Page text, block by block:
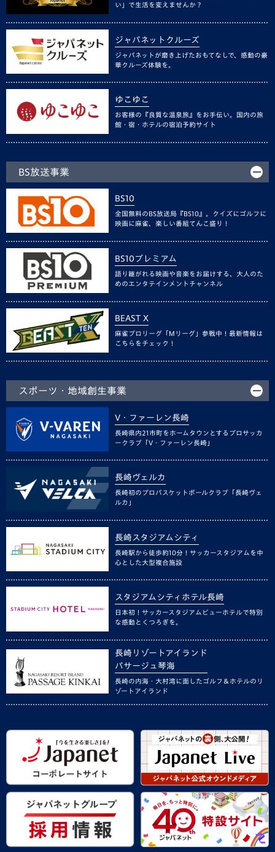
い」で生活を変えませんか？
ジャパネットクルーズ
ジャパネットが磨き上げたおもてなしで、感動の豪
華クルーズ体験を。
ゆこゆこ
お客様の『良質な温泉旅』をお手伝い。国内の旅
館・宿・ホテルの宿泊予約サイト
BS放送事業
BS10
全国無料のBS放送局『BS10』。クイズにゴルフに
映画に麻雀、楽しい番組てんこ盛り！
BS10プレミアム
語り継がれる映画や音楽をお届けする、大人のた
めのエンタテインメントチャンネル
BEAST X
麻雀プロリーグ「Mリーグ」参戦中！最新情報は
こちらをチェック！
スポーツ・地域創生事業
V・ファーレン長崎
長崎県内21市町をホームタウンとするプロサッカ
ークラブ「V・ファーレン長崎」
長崎ヴェルカ
長崎初のプロバスケットボールクラブ「長崎ヴェ
ルカ」
長崎スタジアムシティ
長崎駅から徒歩約10分！サッカースタジアムを中
心とした大型複合施設
スタジアムシティホテル長崎
日本初！サッカースタジアムビューホテルで特別
な感動とくつろぎを。
長崎リゾートアイランド
パサージュ琴海
長崎の内海・大村湾に面したゴルフ＆ホテルのリ
ゾートアイランド